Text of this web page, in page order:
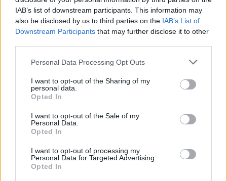
IAB’s list of downstream participants. This information may
also be disclosed by us to third parties on the IAB’s List of
Downstream Participants that may further disclose it to other
Personal Data Processing Opt Outs
I want to opt-out of the Sharing of my
personal data.
Opted In
I want to opt-out of the Sale of my
Personal Data.
Opted In
I want to opt-out of processing my
Personal Data for Targeted Advertising.
Opted In